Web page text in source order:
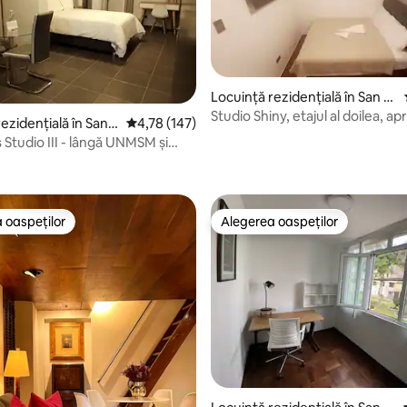
30 recenzii
în San
Scor mediu de 4,78 din 5, 147 recenzii
4,78 (147)
III - lângă UNMSM și
Locuință rezidențială în San M
iguel
Studio Shiny, etajul al doilea,
104 recenzii
oaspeților
oaspeților Alegerea oaspeților
Alegerea oaspeților